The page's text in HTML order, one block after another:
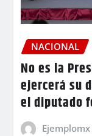
NACIONAL
No es la
ejercerá su
el diputado
Ejemplomx